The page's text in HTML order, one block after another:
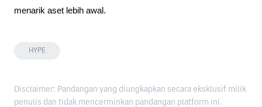
menarik aset lebih awal.
HYPE
Disclaimer: Pandangan yang diungkapkan secara eksklusif milik
penulis dan tidak mencerminkan pandangan platform ini.